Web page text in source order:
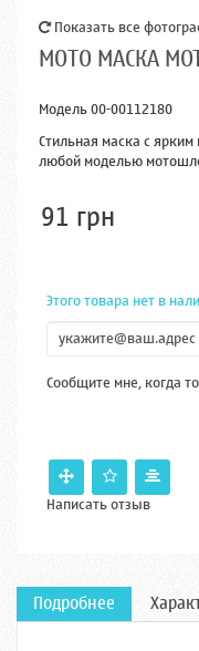
Показать все
МОТО МАСКА
Модель00-00112180
Стильная маска с
любой моделью
91 грн
Этого товара нет в
Сообщите мне, когда
Написать отзыв
Подробнее